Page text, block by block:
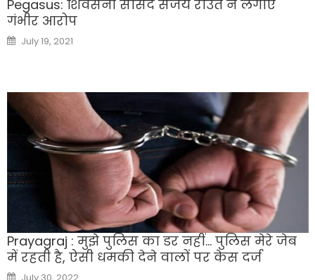
Pegasus: शिवसेना सांसद संजय राउत ने लगाए
गंभीर आरोप
Posted
on
July 19, 2021
Prayagraj : मुझे पुलिस का डर नहीं… पुलिस मेरे जेब
में रहती है, ऐसी धमकी देने वालों पर केस दर्ज
Posted